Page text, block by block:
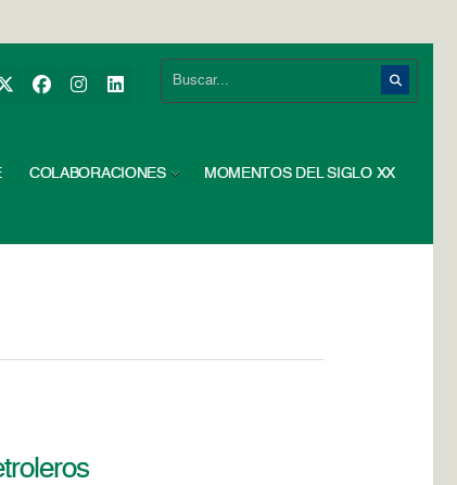
COLABORACIONES MOMENTOS DEL SIGLO XX